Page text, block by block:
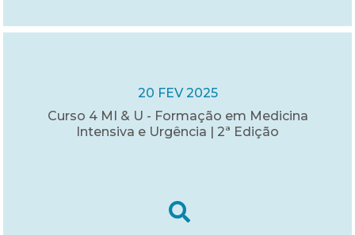
20 FEV 2025
Curso 4 MI & U - Formação em Medicina
Intensiva e Urgência | 2ª Edição